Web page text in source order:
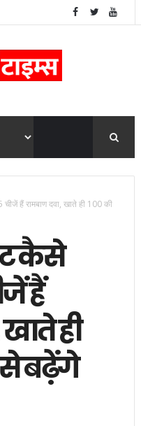
हैं रामबाण दवा, खाते ही 100 की
कैसे
हैं
ही
से बढ़ेंगे